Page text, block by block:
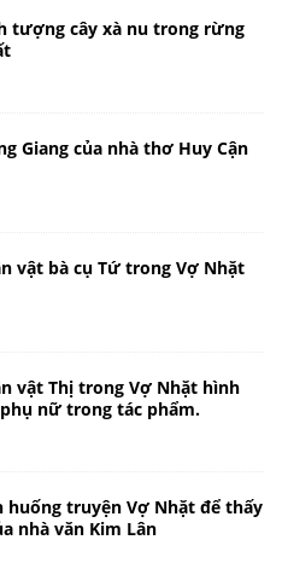
tượng cây xà nu trong rừng
Giang của nhà thơ Huy Cận
vật bà cụ Tứ trong Vợ Nhặt
vật Thị trong Vợ Nhặt hình
nữ trong tác phẩm.
huống truyện Vợ Nhặt để thấy
nhà văn Kim Lân